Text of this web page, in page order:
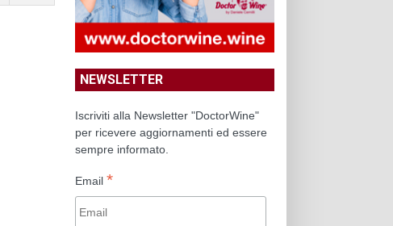
NEWSLETTER
Iscriviti alla Newsletter "DoctorWine"
per ricevere aggiornamenti ed essere
sempre informato.
Email *